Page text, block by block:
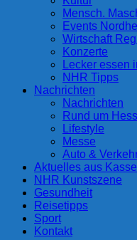
Mensch.
Events
Wirtschaft
Konzerte
Lecker essen
NHR Tipps
Nachrichten
Nachrichten
Rund um
Lifestyle
Messe
Auto &
Aktuelles aus Kassel
NHR Kunstszene
Gesundheit
Reisetipps
Sport
Kontakt